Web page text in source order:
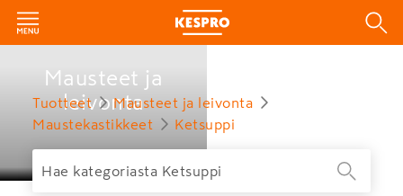
Mausteet ja
leivonta
Tuotteet
Mausteet ja leivonta
Maustekastikkeet
Ketsuppi